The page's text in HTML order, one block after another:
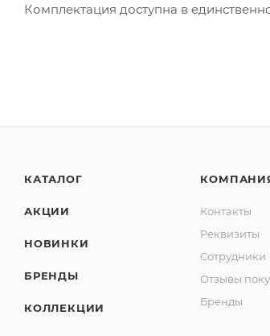
Комплектация доступна в
КАТАЛОГ
АКЦИИ
НОВИНКИ
БРЕНДЫ
КОЛЛЕКЦИИ
Контакты
Реквизиты
Сотрудники
Отзывы
Бренды